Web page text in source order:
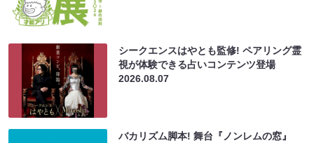
シークエンスはやとも監修! ペアリング霊
視が体験できる占いコンテンツ登場
2026.08.07
バカリズム脚本! 舞台『ノンレムの窓』